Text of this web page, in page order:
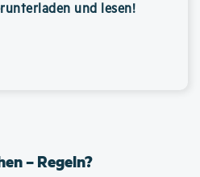
und lesen!
– Regeln?